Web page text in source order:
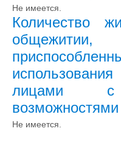
Не имеется.
Количество
лицами с
возможностями
Не имеется.